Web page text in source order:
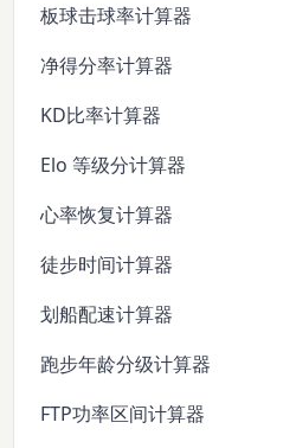
板球击球率计算器
净得分率计算器
KD比率计算器
Elo 等级分计算器
心率恢复计算器
徒步时间计算器
划船配速计算器
跑步年龄分级计算器
FTP功率区间计算器